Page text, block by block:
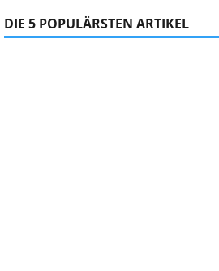
DIE 5 POPULÄRSTEN ARTIKEL